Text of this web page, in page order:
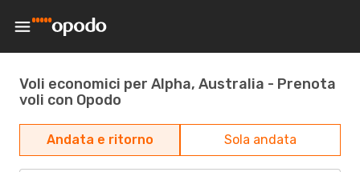
Voli economici per Alpha, Australia - Prenota
voli con Opodo
Andata e ritorno Sola andata